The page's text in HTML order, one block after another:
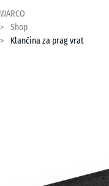
WARCO
Shop
Klančina za prag vrat